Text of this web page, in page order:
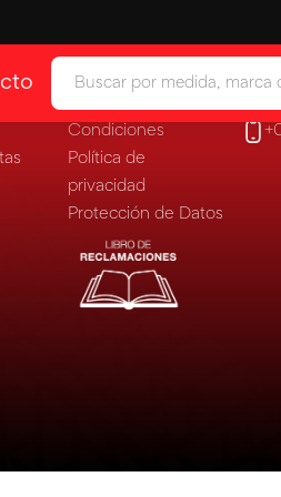
Ver
& Protectores
Legales
Condiciones
Política de
privacidad
Protección de Datos